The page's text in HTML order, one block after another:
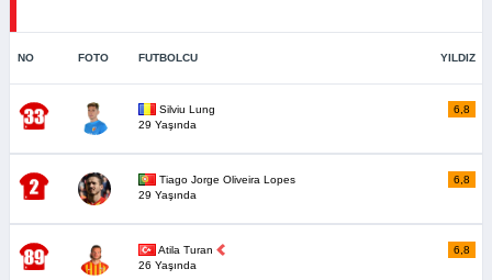
NO FOTO FUTBOLCU YILDIZ
Silviu Lung
29 Yaşında
6,8
Tiago Jorge Oliveira Lopes
29 Yaşında
6,8
Atila Turan
26 Yaşında
6,8